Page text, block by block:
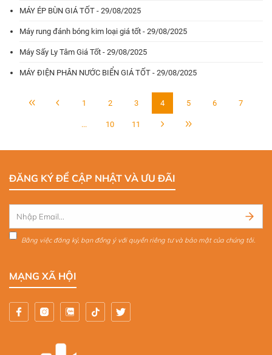
MÁY ÉP BÙN GIÁ TỐT - 29/08/2025
Máy rung đánh bóng kim loại giá tốt - 29/08/2025
Máy Sấy Ly Tâm Giá Tốt - 29/08/2025
MÁY ĐIỆN PHÂN NƯỚC BIỂN GIÁ TỐT - 29/08/2025
1 2 3 4 5 6 7
... 10 11
ĐĂNG KÝ ĐỂ CẬP NHẬT VÀ ƯU ĐÃI
Bằng việc đăng ký, bạn đồng ý với quyền riêng tư và bảo mật của chúng tôi.
MẠNG XÃ HỘI